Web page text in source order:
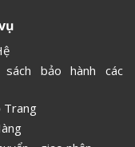
sách bảo hành các
Trang